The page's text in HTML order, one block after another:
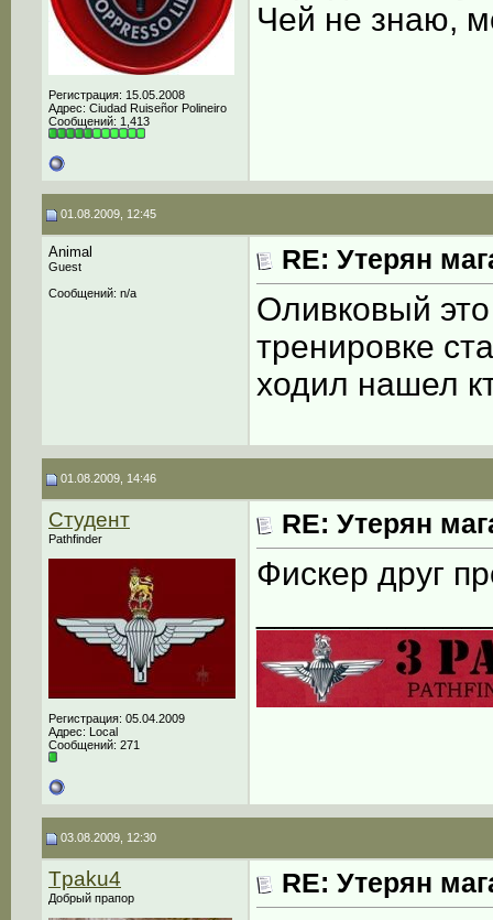
Регистрация: 15.05.2008
Адрес: Сiudad Ruiseñor Polineiro
Сообщений: 1,413
Чей не знаю,
01.08.2009, 12:45
Animal
Guest
Сообщений: n/a
RE: Утерян
Оливковый
тренировке
ходил нашел
01.08.2009, 14:46
Студент
Pathfinder
Регистрация: 05.04.2009
Адрес: Local
Сообщений: 271
RE: Утерян
Фискер друг
03.08.2009, 12:30
Tpaku4
Добрый прапор RE: Утерян